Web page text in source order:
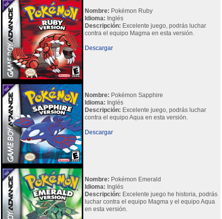
Nombre: Pokémon Ruby
Idioma: Inglés
Descripción: Excelente juego, podrás luchar
contra el equipo Magma en esta versión.
Descargar
Nombre: Pokémon Sapphire
Idioma: Inglés
Descripción: Excelente juego, podrás luchar
contra el equipo Aqua en esta versión.
Descargar
Nombre: Pokémon Emerald
Idioma: Inglés
Descripción: Excelente juego he historia, podrás
luchar contra el equipo Magma y el equipo Aqua
en esta versión.